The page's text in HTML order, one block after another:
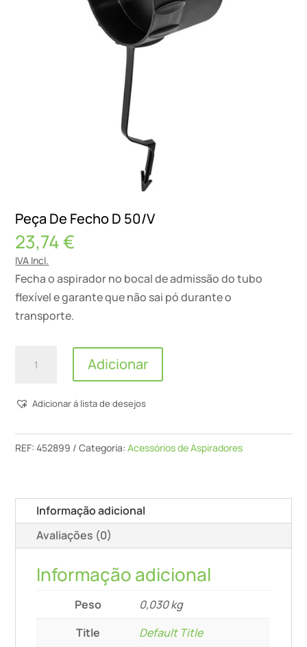
Peça De Fecho D 50/V
23,74€
IVA Incl.
Fecha o aspirador no bocal de admissão do tubo
flexível e garante que não sai pó durante o
transporte.
Quantidade
De
D
Adicionar
Adicionar á lista de desejos
REF:452899 Categoria:Acessórios de Aspiradores
Informação adicional
Avaliações (0)
Informação adicional
Peso
0,030 kg
Title
Default Title